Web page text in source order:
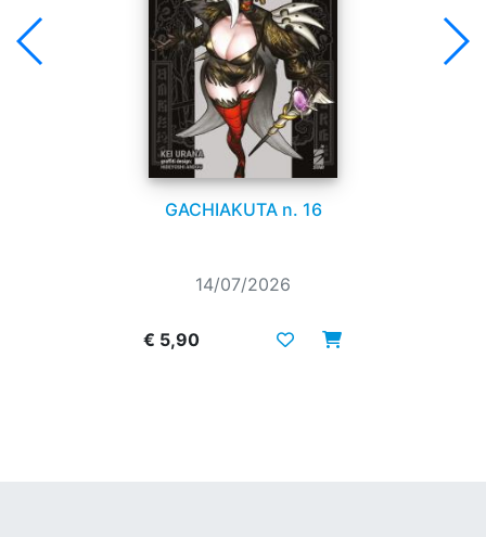
GACHIAKUTA n. 16
14/07/2026
€ 5,90